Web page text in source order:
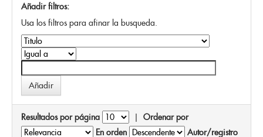
Añadir filtros:
Usa los filtros para afinar la busqueda.
Resultados por página | Ordenar por
En orden
Autor/registro